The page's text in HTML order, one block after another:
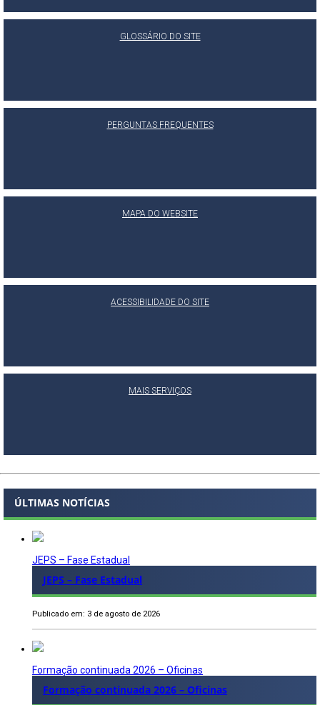
GLOSSÁRIO DO SITE
PERGUNTAS FREQUENTES
MAPA DO WEBSITE
ACESSIBILIDADE DO SITE
MAIS SERVIÇOS
ÚLTIMAS NOTÍCIAS
JEPS – Fase Estadual
JEPS – Fase Estadual
Publicado em: 3 de agosto de 2026
Formação continuada 2026 – Oficinas
Formação continuada 2026 – Oficinas